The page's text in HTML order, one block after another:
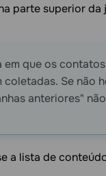
parte superior da
que os
Se não
anteriores"
a lista de